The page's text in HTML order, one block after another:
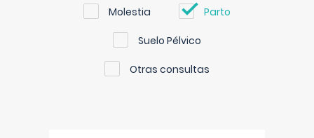
Molestia Parto
Suelo Pélvico
Otras consultas